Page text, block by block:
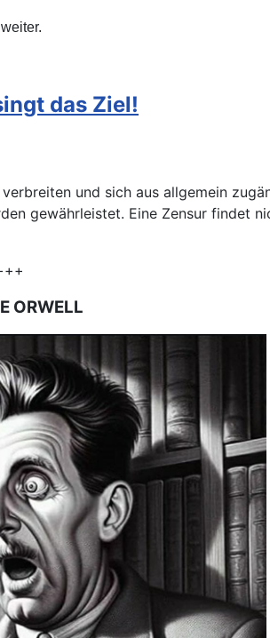
das Ziel!
und sich aus allgemein
gewährleistet. Eine Zensur findet
ORWELL